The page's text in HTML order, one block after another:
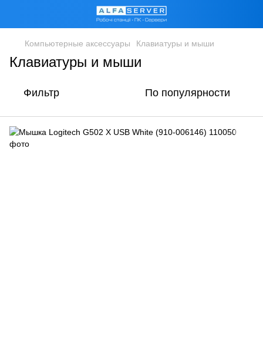
Компьютерные аксессуары Клавиатуры и мыши
Клавиатуры и мыши
Фильтр По популярности